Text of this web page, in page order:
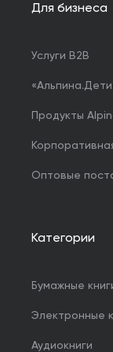
Для бизнеса
Услуги B2B
Продукты
Оптовые
Категории
Бумажные
Электронные
Аудиокниги